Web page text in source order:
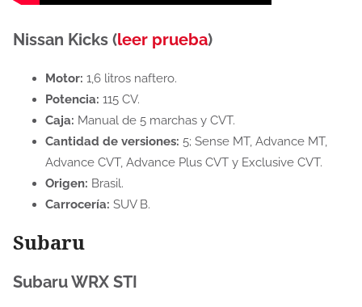
Nissan Kicks (leer prueba)
Motor: 1,6 litros naftero.
Potencia: 115 CV.
Caja: Manual de 5 marchas y CVT.
Cantidad de versiones: 5; Sense MT, Advance MT,
Advance CVT, Advance Plus CVT y Exclusive CVT.
Origen: Brasil.
Carrocería: SUV B.
Subaru
Subaru WRX STI